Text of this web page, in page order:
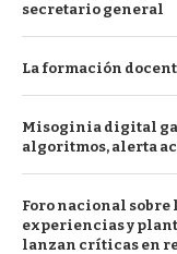
secretario general
La formación
Misoginia digital
algoritmos, alerta
Foro nacional sobre
experiencias y
lanzan críticas en